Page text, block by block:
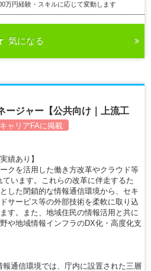
万円経験・スキルに応じて変動します
気になる
ージャー【公共向け｜上流工
ャリアFAに掲載
績あり】
クを活用した働き方改革やクラウド等
います。これらの改革に伴走するた
した閉鎖的な情報通信環境から、セキ
サービス等の外部技術を柔軟に取り込
す。また、地域住民の情報活用と共に
や地域情報インフラのDX化・高度化支
通信環境では、庁内に設置された三層